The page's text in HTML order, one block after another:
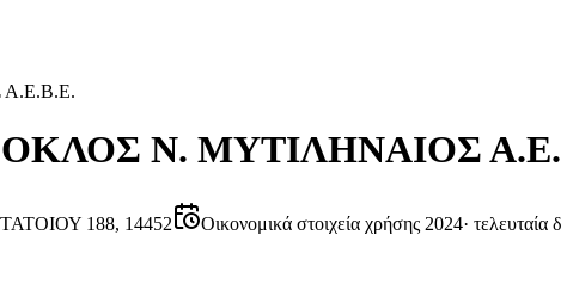
N. ΜΥΤΙΛΗΝΑΙΟΣ
188, 14452 Οικονομικά στοιχεία χρήσης 2024· τελευταία